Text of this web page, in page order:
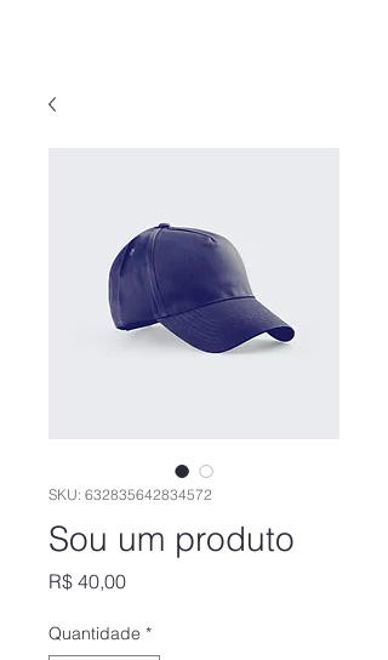
SKU: 632835642834572
Sou um produto
R$ 40,00Preço
Quantidade *